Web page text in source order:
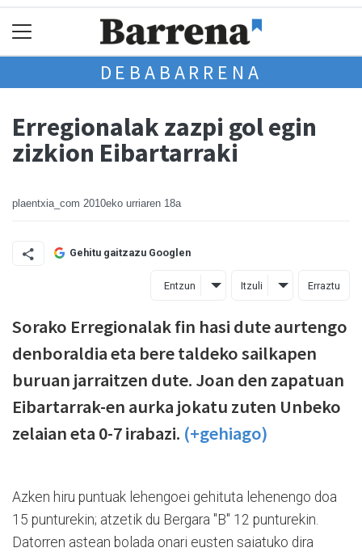
DEBABARRENA
Erregionalak zazpi gol egin
zizkion Eibartarraki
plaentxia_com 2010eko urriaren 18a
Gehitu gaitzazu Googlen
Entzun Itzuli Erraztu
Sorako Erregionalak fin hasi dute aurtengo
denboraldia eta bere taldeko sailkapen
buruan jarraitzen dute. Joan den zapatuan
Eibartarrak-en aurka jokatu zuten Unbeko
zelaian eta 0-7 irabazi. (+gehiago)
Azken hiru puntuak lehengoei gehituta lehenengo doa
15 punturekin; atzetik du Bergara "B" 12 punturekin.
Datorren astean bolada onari eusten saiatuko dira